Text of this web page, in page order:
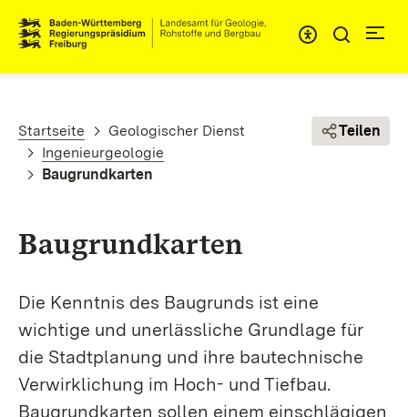
Pfadnavigation
Startseite
Geologischer Dienst
Ingenieurgeologie
Baugrundkarten
Teilen
Baugrundkarten
Die Kenntnis des Baugrunds ist eine
wichtige und unerlässliche Grundlage für
die Stadtplanung und ihre bautechnische
Verwirklichung im Hoch- und Tiefbau.
Baugrundkarten sollen einem einschlägigen